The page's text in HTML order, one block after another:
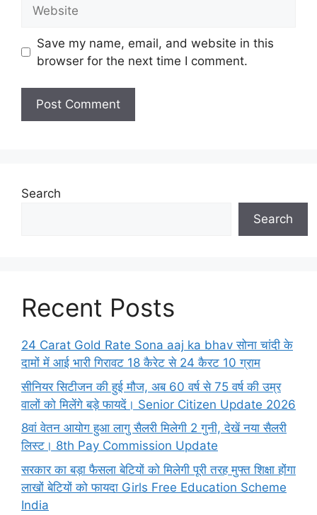
Save my name, email, and website in this
browser for the next time I comment.
Search
Search
Recent Posts
24 Carat Gold Rate Sona aaj ka bhav सोना चांदी के
दामों में आई भारी गिरावट 18 कैरेट से 24 कैरट 10 ग्राम
सीनियर सिटीजन की हुई मौज, अब 60 वर्ष से 75 वर्ष की उम्र
वालों को मिलेंगे बड़े फायदें। Senior Citizen Update 2026
8वां वेतन आयोग हुआ लागु सैलरी मिलेगी 2 गुनी, देखें नया सैलरी
लिस्ट। 8th Pay Commission Update
सरकार का बड़ा फैसला बेटियों को मिलेगी पूरी तरह मुफ्त शिक्षा होंगा
लाखों बेटियों को फायदा Girls Free Education Scheme
India